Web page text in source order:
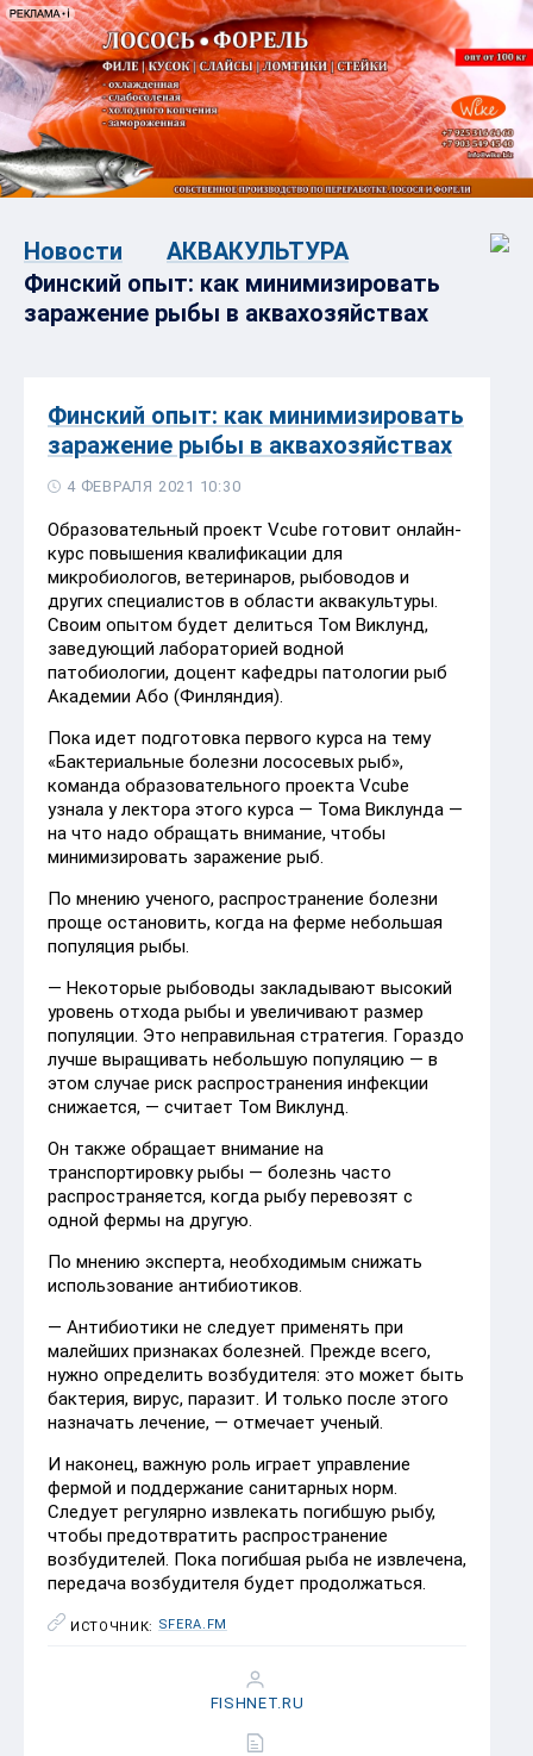
Новости
АКВАКУЛЬТУРА
Финский опыт: как минимизировать
заражение рыбы в аквахозяйствах
Финский опыт: как минимизировать
заражение рыбы в аквахозяйствах
4 ФЕВРАЛЯ 2021 10:30
Образовательный проект Vcube готовит онлайн-
курс повышения квалификации для
микробиологов, ветеринаров, рыбоводов и
других специалистов в области аквакультуры.
Своим опытом будет делиться Том Виклунд,
заведующий лабораторией водной
патобиологии, доцент кафедры патологии рыб
Академии Або (Финляндия).
Пока идет подготовка первого курса на тему
«Бактериальные болезни лососевых рыб»,
команда образовательного проекта Vcube
узнала у лектора этого курса — Тома Виклунда —
на что надо обращать внимание, чтобы
минимизировать заражение рыб.
По мнению ученого, распространение болезни
проще остановить, когда на ферме небольшая
популяция рыбы.
— Некоторые рыбоводы закладывают высокий
уровень отхода рыбы и увеличивают размер
популяции. Это неправильная стратегия. Гораздо
лучше выращивать небольшую популяцию — в
этом случае риск распространения инфекции
снижается, — считает Том Виклунд.
Он также обращает внимание на
транспортировку рыбы — болезнь часто
распространяется, когда рыбу перевозят с
одной фермы на другую.
По мнению эксперта, необходимым снижать
использование антибиотиков.
— Антибиотики не следует применять при
малейших признаках болезней. Прежде всего,
нужно определить возбудителя: это может быть
бактерия, вирус, паразит. И только после этого
назначать лечение, — отмечает ученый.
И наконец, важную роль играет управление
фермой и поддержание санитарных норм.
Следует регулярно извлекать погибшую рыбу,
чтобы предотвратить распространение
возбудителей. Пока погибшая рыба не извлечена,
передача возбудителя будет продолжаться.
ИСТОЧНИК: SFERA.FM
FISHNET.RU